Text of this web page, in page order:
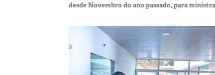
desde Novembro do ano passado, para